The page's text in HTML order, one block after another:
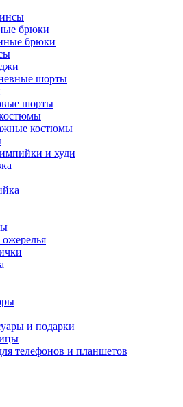
брюки
брюки
шорты
шорты
костюмы
и худи
и подарки
телефонов и планшетов